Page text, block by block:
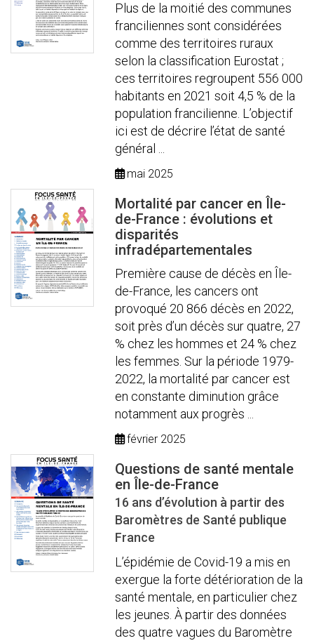
Plus de la moitié des communes
franciliennes sont considérées
comme des territoires ruraux
selon la classification Eurostat ;
ces territoires regroupent 556 000
habitants en 2021 soit 4,5 % de la
population francilienne. L’objectif
ici est de décrire l’état de santé
général ...
mai 2025
Mortalité par cancer en Île-
de-France : évolutions et
disparités
infradépartementales
Première cause de décès en Île-
de-France, les cancers ont
provoqué 20 866 décès en 2022,
soit près d’un décès sur quatre, 27
% chez les hommes et 24 % chez
les femmes. Sur la période 1979-
2022, la mortalité par cancer est
en constante diminution grâce
notamment aux progrès ...
février 2025
Questions de santé mentale
en Île-de-France
16 ans d’évolution à partir des
Baromètres de Santé publique
France
L’épidémie de Covid-19 a mis en
exergue la forte détérioration de la
santé mentale, en particulier chez
les jeunes. À partir des données
des quatre vagues du Baromètre